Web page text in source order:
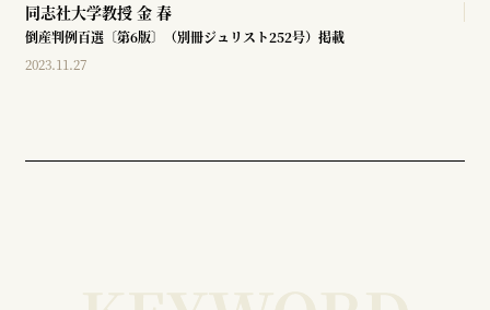
同志社大学教授 金 春
倒産判例百選〔第6版〕（別冊ジュリスト252号）掲載
2023.11.27